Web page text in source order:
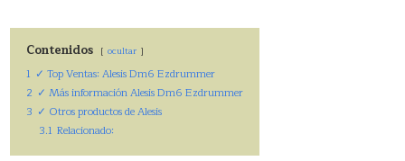
Contenidos ocultar
1 ✓ Top Ventas: Alesis Dm6 Ezdrummer
2 ✓ Más información Alesis Dm6 Ezdrummer
3 ✓ Otros productos de Alesis
3.1 Relacionado: